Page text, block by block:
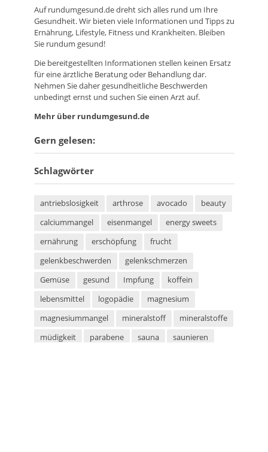
Aufrundumgesund.dedreht sich alles rund um Ihre
Gesundheit. Wir bieten viele Informationen und Tipps zu
Ernährung, Lifestyle, Fitness und Krankheiten. Bleiben
Sie rundum gesund!
Die bereitgestellten Informationen stellen keinen Ersatz
für eine ärztliche Beratung oder Behandlung dar.
Nehmen Sie daher gesundheitliche Beschwerden
unbedingt ernst und suchen Sie einen Arzt auf.
Mehr über rundumgesund.de
Gern gelesen:
Schlagwörter
antriebslosigkeit arthrose avocado
beauty
calciummangel
eisenmangel
energy sweets
ernährung
erschöpfung
frucht
gelenkbeschwerden
gelenkschmerzen
Gemüse
gesund Impfung
koffein
lebensmittel
logopädie
magnesium
magnesiummangel
mineralstoff
mineralstoffe
müdigkeit
parabene sauna
saunieren